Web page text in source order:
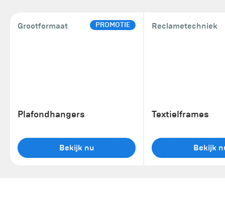
Grootformaat PROMOTIE
Plafondhangers
Bekijk nu
Reclametechniek
Textielframes
Bekijk